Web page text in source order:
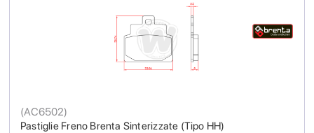
Pastiglie Freno Brenta Sinterizzate (Tipo HH)
(AC6502)